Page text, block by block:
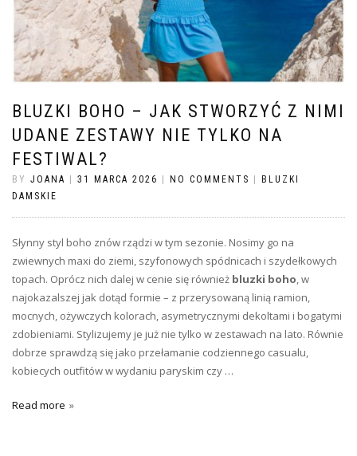
BLUZKI BOHO – JAK STWORZYĆ Z NIMI
UDANE ZESTAWY NIE TYLKO NA
FESTIWAL?
BY JOANA | 31 MARCA 2026 | NO COMMENTS | BLUZKI
DAMSKIE
Słynny styl boho znów rządzi w tym sezonie. Nosimy go na
zwiewnych maxi do ziemi, szyfonowych spódnicach i szydełkowych
topach. Oprócz nich dalej w cenie się również bluzki boho, w
najokazalszej jak dotąd formie – z przerysowaną linią ramion,
mocnych, ożywczych kolorach, asymetrycznymi dekoltami i bogatymi
zdobieniami. Stylizujemy je już nie tylko w zestawach na lato. Równie
dobrze sprawdzą się jako przełamanie codziennego casualu,
kobiecych outfitów w wydaniu paryskim czy …
Read more